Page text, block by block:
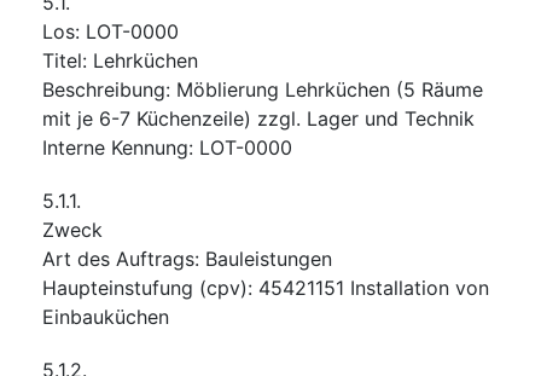
Los: LOT-0000
Titel: Lehrküchen
Beschreibung: Möblierung Lehrküchen (5 Räume
mit je 6-7 Küchenzeile) zzgl. Lager und Technik
Interne Kennung: LOT-0000
5.1.1.
Zweck
Art des Auftrags: Bauleistungen
Haupteinstufung (cpv): 45421151 Installation von
Einbauküchen
5.1.2.